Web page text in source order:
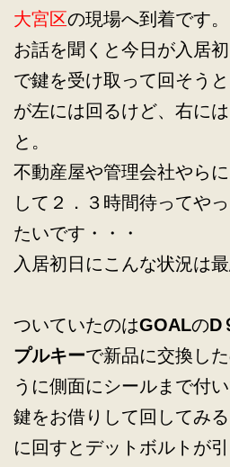
大宮区の現場へ到着です。
お話を聞くと今日が入居
で鍵を受け取って回そう
が左には回るけど、右に
と。
不動産屋や管理会社やら
して２．３時間待ってや
たいです・・・
入居初日にこんな状況は最
ついていたのはGOALのD
プルキーで新品に交換し
うに側面にシールまで付い
鍵をお借りして回してみ
に回すとデットボルトが